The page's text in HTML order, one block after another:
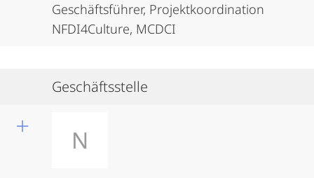
Geschäftsführer, Projektkoordination
NFDI4Culture, MCDCI
Geschäftsstelle
N